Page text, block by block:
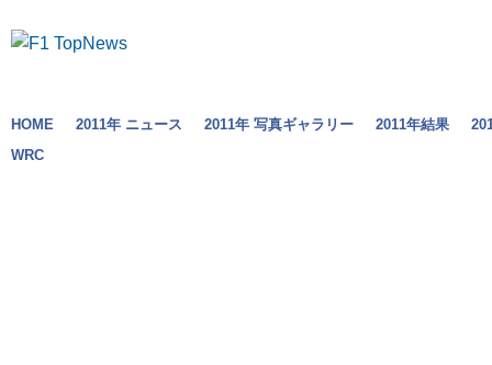
HOME 2011年 ニュース 2011年 写真ギャラリー 2011年結果
WRC